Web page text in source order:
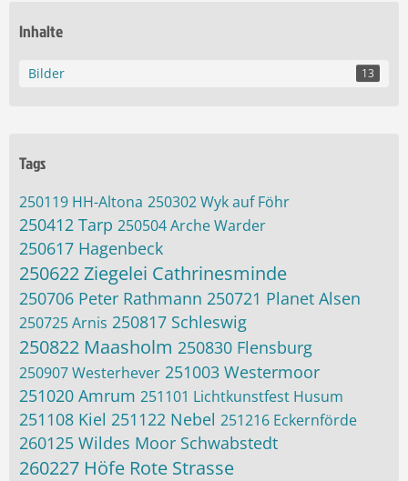
Inhalte
Bilder 13
Tags
250119 HH-Altona 250302 Wyk auf Föhr
250412 Tarp 250504 Arche Warder
250617 Hagenbeck
250622 Ziegelei Cathrinesminde
250706 Peter Rathmann 250721 Planet Alsen
250725 Arnis 250817 Schleswig
250822 Maasholm 250830 Flensburg
250907 Westerhever 251003 Westermoor
251020 Amrum 251101 Lichtkunstfest Husum
251108 Kiel 251122 Nebel 251216 Eckernförde
260125 Wildes Moor Schwabstedt
260227 Höfe Rote Strasse